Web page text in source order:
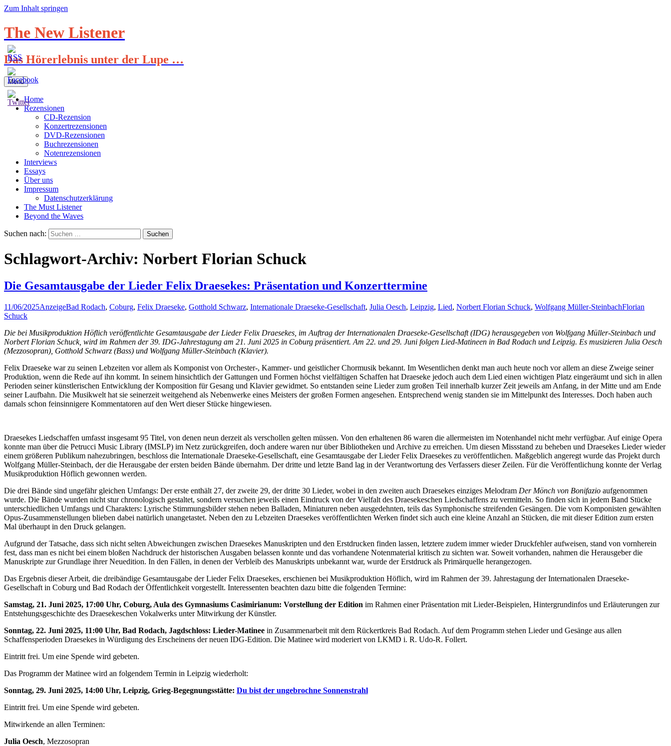
Zum Inhalt springen
The New Listener
Das Hörerlebnis unter der Lupe …
Menü
Home
Rezensionen
CD-Rezension
Konzertrezensionen
DVD-Rezensionen
Buchrezensionen
Notenrezensionen
Interviews
Essays
Über uns
Impressum
Datenschutzerklärung
The Must Listener
Beyond the Waves
Suchen nach:
Schlagwort-Archiv: Norbert Florian Schuck
Die Gesamtausgabe der Lieder Felix Draesekes: Präsentation und Konzerttermine
11/06/2025AnzeigeBad Rodach, Coburg, Felix Draeseke, Gotthold Schwarz, Internationale Draeseke-Gesellschaft, Julia Oesch, Leipzig, Lied, Norbert Florian Schuck, Wolfgang Müller-SteinbachFlorian
Schuck
Die bei Musikproduktion Höflich veröffentlichte Gesamtausgabe der Lieder Felix Draesekes, im Auftrag der Internationalen Draeseke-Gesellschaft (IDG) herausgegeben von Wolfgang Müller-Steinbach und
Norbert Florian Schuck, wird im Rahmen der 39. IDG-Jahrestagung am 21. Juni 2025 in Coburg präsentiert. Am 22. und 29. Juni folgen Lied-Matineen in Bad Rodach und Leipzig. Es musizieren Julia Oesch
(Mezzosopran), Gotthold Schwarz (Bass) und Wolfgang Müller-Steinbach (Klavier).
Felix Draeseke war zu seinen Lebzeiten vor allem als Komponist von Orchester-, Kammer- und geistlicher Chormusik bekannt. Im Wesentlichen denkt man auch heute noch vor allem an diese Zweige seiner
Produktion, wenn die Rede auf ihn kommt. In seinem hinsichtlich der Gattungen und Formen höchst vielfältigen Schaffen hat Draeseke jedoch auch dem Lied einen wichtigen Platz eingeräumt und sich in allen
Perioden seiner künstlerischen Entwicklung der Komposition für Gesang und Klavier gewidmet. So entstanden seine Lieder zum großen Teil innerhalb kurzer Zeit jeweils am Anfang, in der Mitte und am Ende
seiner Laufbahn. Die Musikwelt hat sie seinerzeit weitgehend als Nebenwerke eines Meisters der großen Formen angesehen. Entsprechend wenig standen sie im Mittelpunkt des Interesses. Doch haben auch
damals schon feinsinnigere Kommentatoren auf den Wert dieser Stücke hingewiesen.
Draesekes Liedschaffen umfasst insgesamt 95 Titel, von denen neun derzeit als verschollen gelten müssen. Von den erhaltenen 86 waren die allermeisten im Notenhandel nicht mehr verfügbar. Auf einige Opera
konnte man über die Petrucci Music Library (IMSLP) im Netz zurückgreifen, doch andere waren nur über Bibliotheken und Archive zu erreichen. Um diesen Missstand zu beheben und Draesekes Lieder wieder
einem größeren Publikum nahezubringen, beschloss die Internationale Draeseke-Gesellschaft, eine Gesamtausgabe der Lieder Felix Draesekes zu veröffentlichen. Maßgeblich angeregt wurde das Projekt durch
Wolfgang Müller-Steinbach, der die Herausgabe der ersten beiden Bände übernahm. Der dritte und letzte Band lag in der Verantwortung des Verfassers dieser Zeilen. Für die Veröffentlichung konnte der Verlag
Musikproduktion Höflich gewonnen werden.
Die drei Bände sind ungefähr gleichen Umfangs: Der erste enthält 27, der zweite 29, der dritte 30 Lieder, wobei in den zweiten auch Draesekes einziges Melodram Der Mönch von Bonifazio aufgenommen
wurde. Die Bände wurden nicht stur chronologisch gestaltet, sondern versuchen jeweils einen Eindruck von der Vielfalt des Draesekeschen Liedschaffens zu vermitteln. So finden sich in jedem Band Stücke
unterschiedlichen Umfangs und Charakters: Lyrische Stimmungsbilder stehen neben Balladen, Miniaturen neben ausgedehnten, teils das Symphonische streifenden Gesängen. Die vom Komponisten gewählten
Opus-Zusammenstellungen blieben dabei natürlich unangetastet. Neben den zu Lebzeiten Draesekes veröffentlichten Werken findet sich auch eine kleine Anzahl an Stücken, die mit dieser Edition zum ersten
Mal überhaupt in den Druck gelangen.
Aufgrund der Tatsache, dass sich nicht selten Abweichungen zwischen Draesekes Manuskripten und den Erstdrucken finden lassen, letztere zudem immer wieder Druckfehler aufweisen, stand von vornherein
fest, dass man es nicht bei einem bloßen Nachdruck der historischen Ausgaben belassen konnte und das vorhandene Notenmaterial kritisch zu sichten war. Soweit vorhanden, nahmen die Herausgeber die
Manuskripte zur Grundlage ihrer Neuedition. In den Fällen, in denen der Verbleib des Manuskripts unbekannt war, wurde der Erstdruck als Primärquelle herangezogen.
Das Ergebnis dieser Arbeit, die dreibändige Gesamtausgabe der Lieder Felix Draesekes, erschienen bei Musikproduktion Höflich, wird im Rahmen der 39. Jahrestagung der Internationalen Draeseke-
Gesellschaft in Coburg und Bad Rodach der Öffentlichkeit vorgestellt. Interessenten beachten dazu bitte die folgenden Termine:
Samstag, 21. Juni 2025, 17:00 Uhr, Coburg, Aula des Gymnasiums Casimirianum: Vorstellung der Edition im Rahmen einer Präsentation mit Lieder-Beispielen, Hintergrundinfos und Erläuterungen zur
Entstehungsgeschichte des Draesekeschen Vokalwerks unter Mitwirkung der Künstler.
Sonntag, 22. Juni 2025, 11:00 Uhr, Bad Rodach, Jagdschloss: Lieder-Matinee in Zusammenarbeit mit dem Rückertkreis Bad Rodach. Auf dem Programm stehen Lieder und Gesänge aus allen
Schaffensperioden Draesekes in Würdigung des Erscheinens der neuen IDG-Edition. Die Matinee wird moderiert von LKMD i. R. Udo-R. Follert.
Eintritt frei. Um eine Spende wird gebeten.
Das Programm der Matinee wird an folgendem Termin in Leipzig wiederholt:
Sonntag, 29. Juni 2025, 14:00 Uhr, Leipzig, Grieg-Begegnungsstätte: Du bist der ungebrochne Sonnenstrahl
Eintritt frei. Um eine Spende wird gebeten.
Mitwirkende an allen Terminen:
Julia Oesch, Mezzosopran